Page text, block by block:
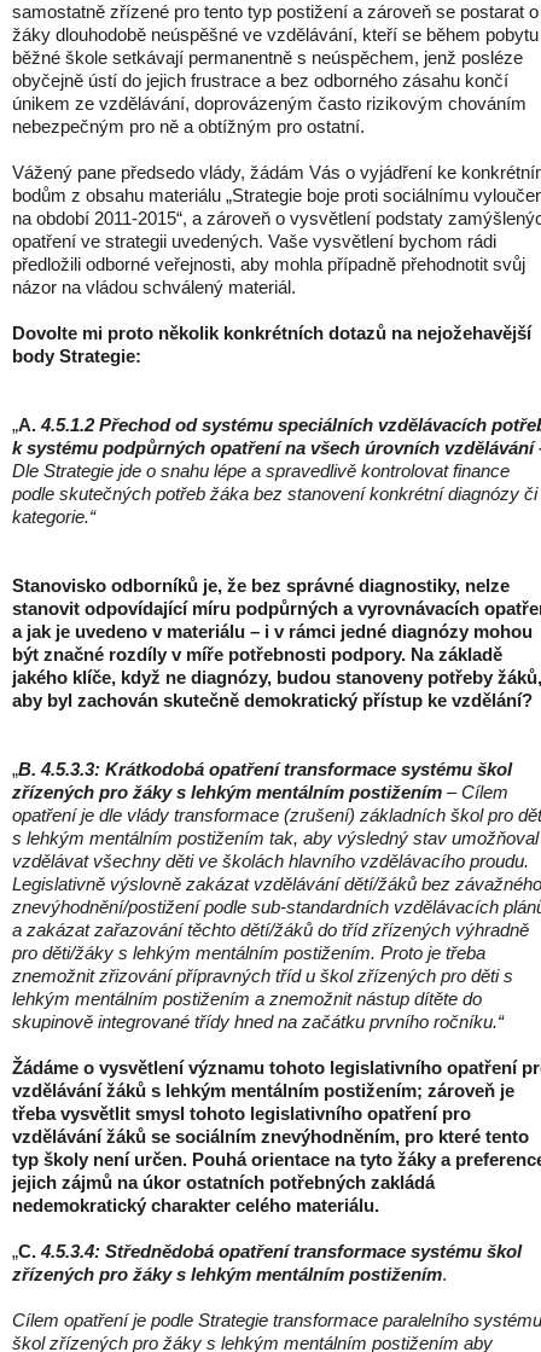
samostatně zřízené pro tento typ postižení a zároveň se postarat o
žáky dlouhodobě neúspěšné ve vzdělávání, kteří se během
běžné škole setkávají permanentně s neúspěchem, jenž posléze
obyčejně ústí do jejich frustrace a bez odborného zásahu končí
únikem ze vzdělávání, doprovázeným často rizikovým chováním
nebezpečným pro ně a obtížným pro ostatní.
Vážený pane předsedo vlády, žádám Vás o vyjádření ke
bodům z obsahu materiálu „Strategie boje proti sociálnímu
na období 2011-2015“, a zároveň o vysvětlení podstaty
opatření ve strategii uvedených. Vaše vysvětlení bychom rádi
předložili odborné veřejnosti, aby mohla případně přehodnotit svůj
názor na vládou schválený materiál.
Dovolte mi proto několik konkrétních dotazů na nejožehavější
body Strategie:
„A.4.5.1.2Přechod od systému speciálních vzdělávacích
k systému podpůrných opatření na všech úrovních vzdělávání
Dle Strategie jde o snahu lépe a spravedlivě kontrolovat finance
podle skutečných potřeb žáka bez stanovení konkrétní diagnózy či
kategorie.“
Stanovisko odborníků je, že bez správné diagnostiky, nelze
stanovit odpovídající míru podpůrných a vyrovnávacích
a jak je uvedeno v materiálu – i v rámci jedné diagnózy mohou
být značné rozdíly v míře potřebnosti podpory. Na základě
jakého klíče, když ne diagnózy, budou stanoveny potřeby žáků,
aby byl zachován skutečně demokratický přístup ke vzdělání?
„B. 4.5.3.3: Krátkodobá opatření transformace systému škol
zřízených pro žáky s lehkým mentálním postižením – Cílem
opatření je dle vlády transformace (zrušení) základních škol pro
s lehkým mentálním postižením tak, aby výsledný stav umožňoval
vzdělávat všechny děti ve školách hlavního vzdělávacího proudu.
Legislativně výslovně zakázat vzdělávání dětí/žáků bez závažného
znevýhodnění/postižení podle sub-standardních vzdělávacích
a zakázat zařazování těchto dětí/žáků do tříd zřízených výhradně
pro děti/žáky s lehkým mentálním postižením. Proto je třeba
znemožnit zřizování přípravných tříd u škol zřízených pro děti s
lehkým mentálním postižením a znemožnit nástup dítěte do
skupinově integrované třídy hned na začátku prvního ročníku.“
Žádáme o vysvětlení významu tohoto legislativního opatření
vzdělávání žáků s lehkým mentálním postižením; zároveň je
třeba vysvětlit smysl tohoto legislativního opatření pro
vzdělávání žáků se sociálním znevýhodněním, pro které tento
typ školy není určen. Pouhá orientace na tyto žáky a
jejich zájmů na úkor ostatních potřebných zakládá
nedemokratický charakter celého materiálu.
„C.4.5.3.4: Střednědobá opatření transformace systému škol
zřízených pro žáky s lehkým mentálním postižením.
Cílem opatření je podle Strategie transformace paralelního systému
škol zřízených pro žáky s lehkým mentálním postižením aby